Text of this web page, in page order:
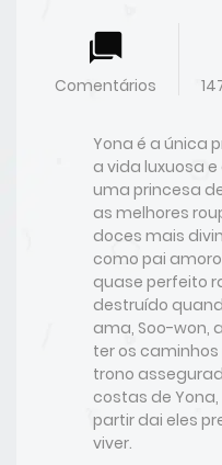
Comentários
Yona é a única
a vida luxuosa
uma princesa
as melhores
doces mais
como pai
quase perfeito
destruído
ama, Soo-won,
ter os
trono
costas de
partir dai eles
viver.